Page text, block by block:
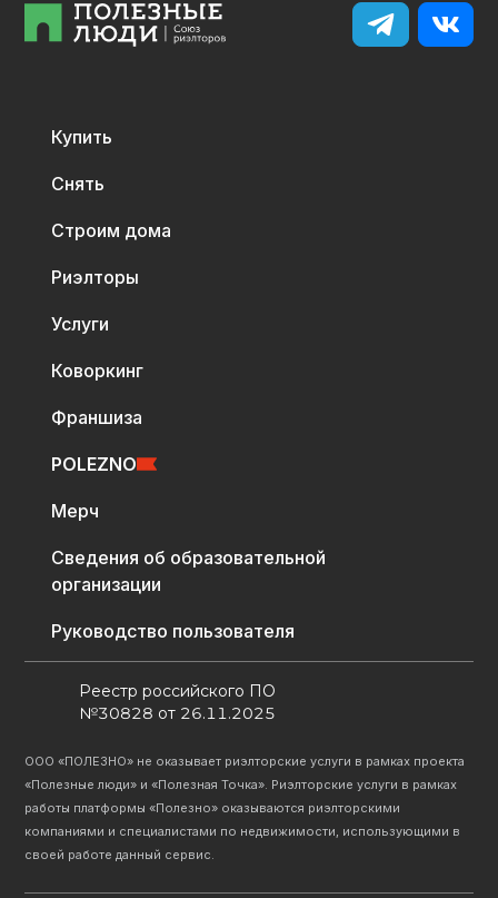
Купить
Снять
Строим дома
Риэлторы
Услуги
Коворкинг
Франшиза
POLEZNO
Мерч
Сведения об образовательной
организации
Руководство пользователя
Реестр российского ПО
№30828 от 26.11.2025
ООО «ПОЛЕЗНО» не оказывает риэлторские услуги в рамках проекта
«Полезные люди» и «Полезная Точка». Риэлторские услуги в рамках
работы платформы «Полезно» оказываются риэлторскими
компаниями и специалистами по недвижимости, использующими в
своей работе данный сервис.